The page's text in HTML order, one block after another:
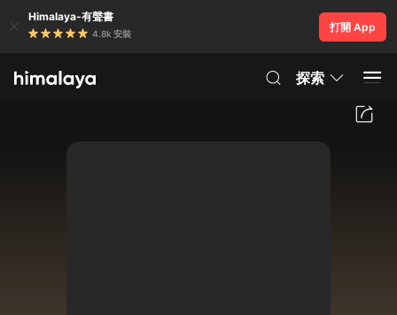
Himalaya-有聲書
4.8k 安裝
打開 App
探索